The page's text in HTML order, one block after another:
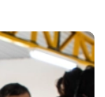
động theo